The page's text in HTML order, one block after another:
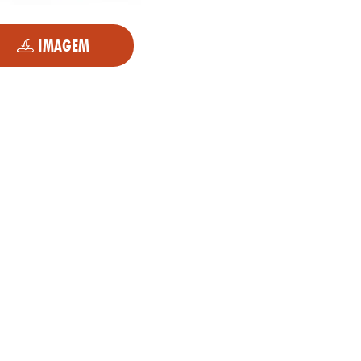
IMAGEM